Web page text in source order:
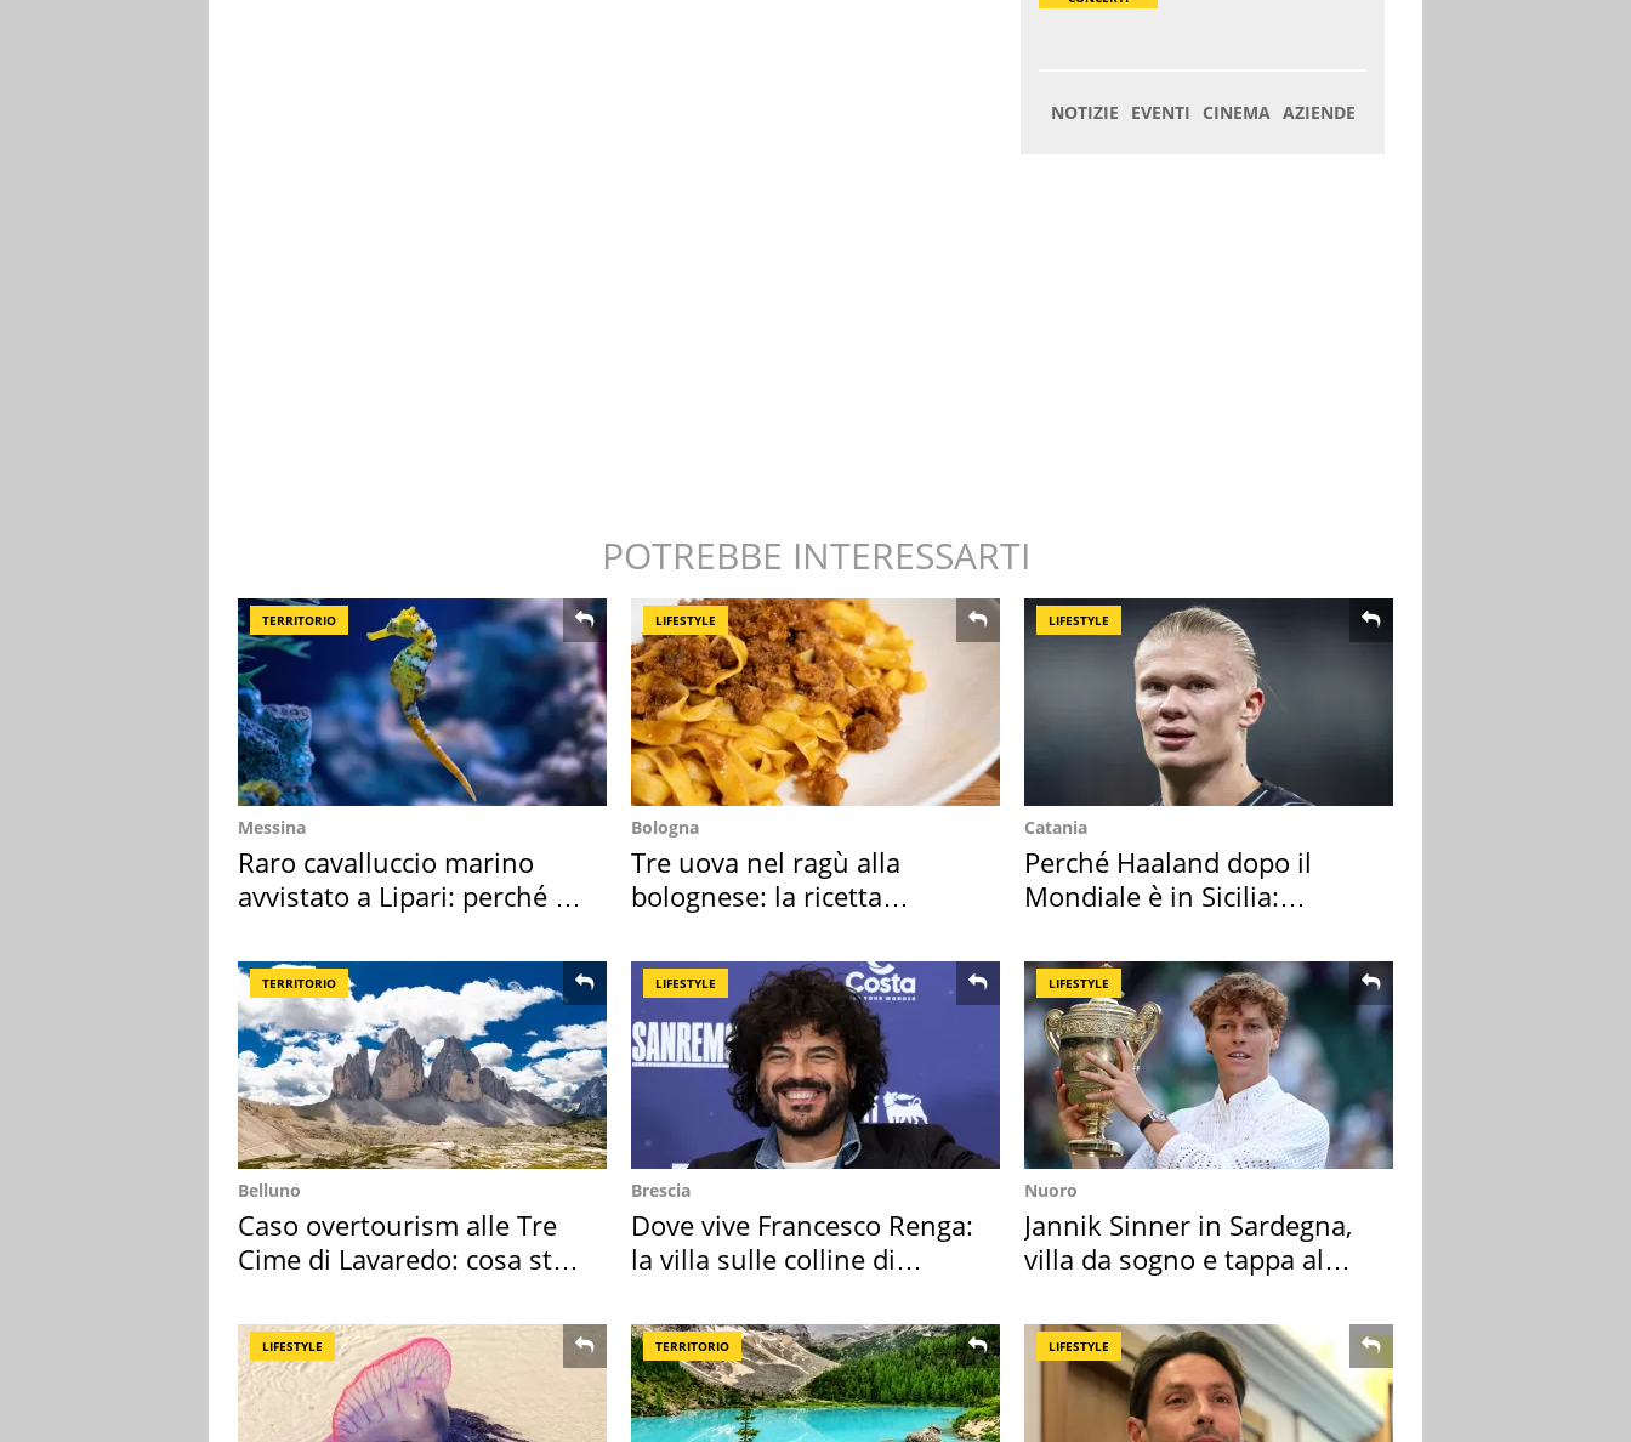
POTREBBE INTERESSARTI
TERRITORIO
Messina
Raro cavalluccio marino
avvistato a Lipari: perché è
LIFESTYLE
Bologna
Tre uova nel ragù alla
bolognese: la ricetta
LIFESTYLE
Catania
Perché Haaland dopo il
Mondiale è in Sicilia:
TERRITORIO
Belluno
Caso overtourism alle Tre
Cime di Lavaredo: cosa sta
LIFESTYLE
Brescia
Dove vive Francesco Renga:
la villa sulle colline di
LIFESTYLE
Nuoro
Jannik Sinner in Sardegna,
villa da sogno e tappa al
LIFESTYLE TERRITORIO LIFESTYLE